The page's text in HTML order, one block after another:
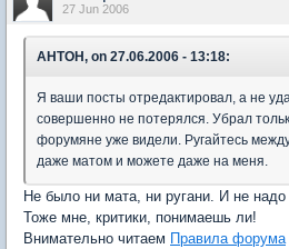
27 Jun 2006
AHTOH, on 27.06.2006 - 13:18:
Я ваши посты отредактировал, а не
совершенно не потерялся. Убрал
форумяне уже видели. Ругайтесь
даже матом и можете даже на меня.
Не было ни мата, ни ругани. И не
Тоже мне, критики, понимаешь ли!
Внимательно читаем Правила форума